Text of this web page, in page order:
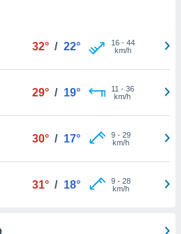
32° / 22° 16- 44
km/h
29° / 19° 11 - 36
km/h
30° / 17° 9- 29
km/h
31° / 18° 9- 28
km/h